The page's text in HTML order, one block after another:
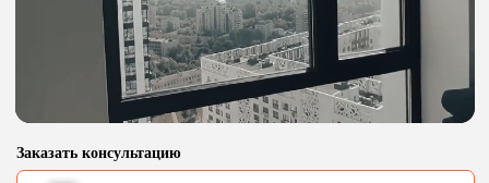
2К+
Покупок умных
штор в месяц